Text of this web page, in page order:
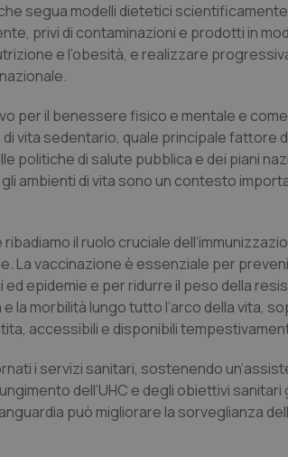
segua modelli dietetici
privi di contaminazioni e prodotti in
e l’obesità, e realizzare
per il benessere fisico e mentale e
vita sedentario, quale principale fattore
politiche di salute pubblica e dei piani
ambienti di vita sono un contesto
ribadiamo il ruolo cruciale
La vaccinazione è essenziale per
epidemie e per ridurre il peso della
la morbilità lungo tutto l’arco della vita,
accessibili e disponibili
i servizi sanitari, sostenendo
dell’UHC e degli obiettivi sanitari
può migliorare la sorveglianza
5 mesi 3
settimane
Questo cookie viene utilizzato
Script.com per ricordare le
sui cookie dei visitatori. È
dei cookie di Cookie-Script.com
2 giorni
4
settimane
2 giorni
Questo cookie è impostato
assegnare un identificatore
Questo nome di cookie è
per distinguere utenti unici
generato in modo casuale come
cliente. È incluso in ogni
sito e utilizzato per calcolare i
sessioni e campagne per i
Sessione
Cookie generato da applicazioni
linguaggio PHP. Si tratta di un
generato in modo casuale, il
utilizzato può essere specifico
buon esempio è mantenere uno
un utente tra le pagine.